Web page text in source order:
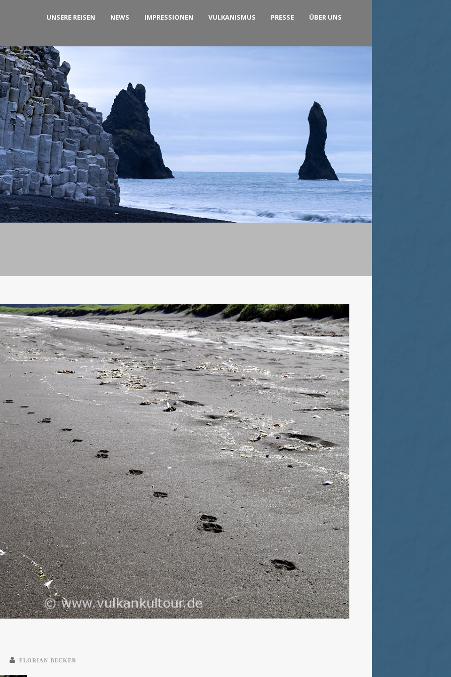
UNSERE REISEN NEWS IMPRESSIONEN VULKANISMUS PRESSE ÜBER UNS
FLORIAN BECKER